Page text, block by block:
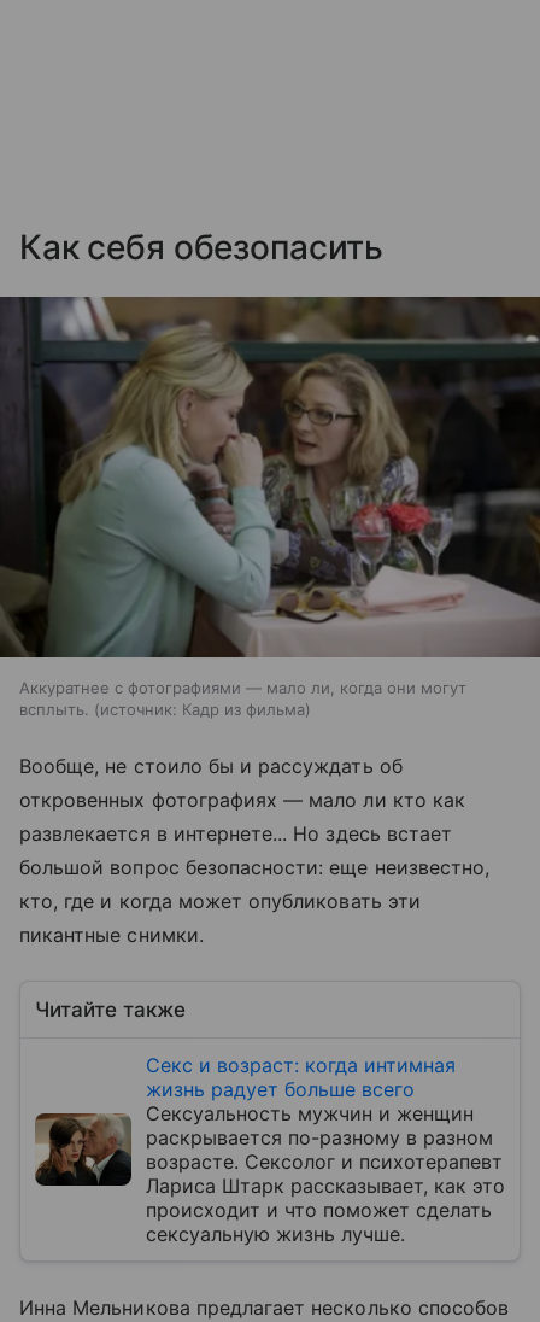
Как себя обезопасить
Аккуратнее с фотографиями — мало ли, когда они могут
всплыть.
источник: Кадр из фильма
Вообще, не стоило бы и рассуждать об
откровенных фотографиях — мало ли кто как
развлекается в интернете... Но здесь встает
большой вопрос безопасности: еще неизвестно,
кто, где и когда может опубликовать эти
пикантные снимки.
Читайте также
Секс и возраст: когда интимная
жизнь радует больше всего
Сексуальность мужчин и женщин
раскрывается по-разному в разном
возрасте. Сексолог и психотерапевт
Лариса Штарк рассказывает, как это
происходит и что поможет сделать
сексуальную жизнь лучше.
Инна Мельникова предлагает несколько способов